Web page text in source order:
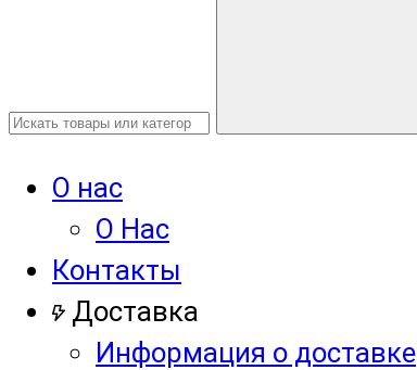
О нас
О Нас
Контакты
Доставка
Информация о доставке